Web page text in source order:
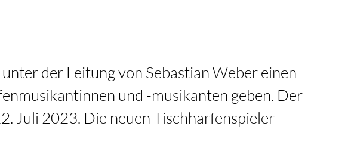
der Leitung von Sebastian Weber einen
und -musikanten geben. Der
Juli 2023. Die neuen Tischharfenspieler